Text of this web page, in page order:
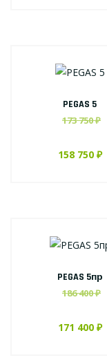
PEGAS 5
173 750 ₽
158 750 ₽
PEGAS 5пр
186 400 ₽
171 400 ₽